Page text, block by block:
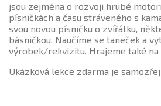
jsou zejména o rozvoji hrubé
písničkách a času stráveného s
svou novou písničku o zvířátku,
básničkou. Naučíme se taneček a
výrobek/rekvizitu. Hrajeme také na
Ukázková lekce zdarma je